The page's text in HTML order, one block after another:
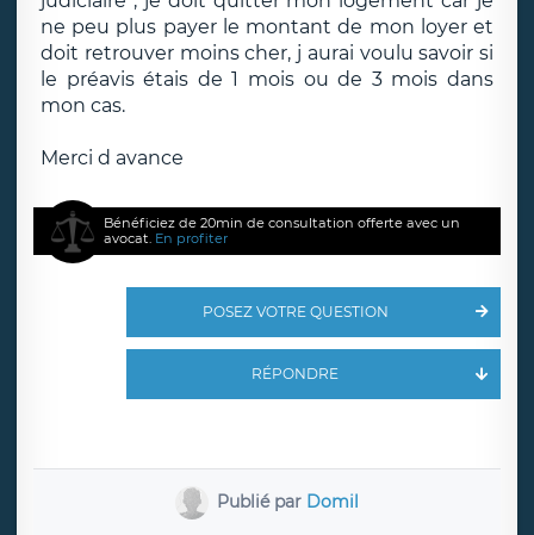
ne peu plus payer le montant de mon loyer et
doit retrouver moins cher, j aurai voulu savoir si
le préavis étais de 1 mois ou de 3 mois dans
mon cas.
Merci d avance
Bénéficiez de 20min de consultation offerte avec un
avocat. En profiter
POSEZ VOTRE QUESTION
RÉPONDRE
Publié par Domil